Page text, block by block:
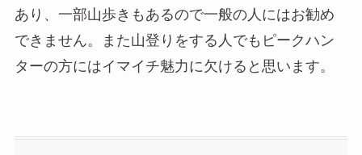
あり、一部山歩きもあるので一般の人にはお勧め
できません。また山登りをする人でもピークハン
ターの方にはイマイチ魅力に欠けると思います。